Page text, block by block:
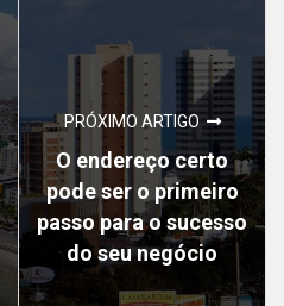
PRÓXIMO ARTIGO
O endereço certo
pode ser o primeiro
passo para o sucesso
do seu negócio